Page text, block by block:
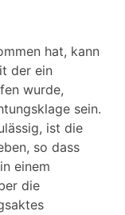
hat, kann
der ein
wurde,
sein.
ist die
so dass
einem
die